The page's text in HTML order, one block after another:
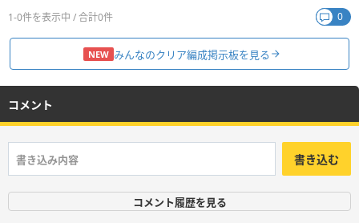
1-0件を表示中 / 合計0件 0
NEW みんなのクリア編成掲示板を見る
コメント
書き込む
コメント履歴を見る